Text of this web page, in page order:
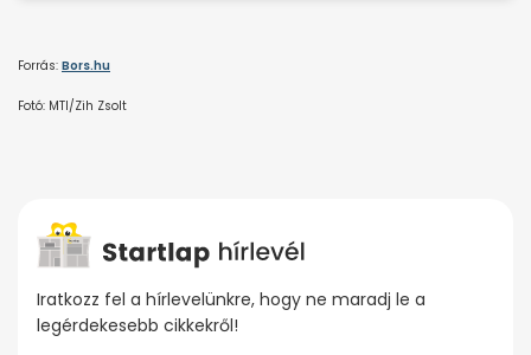
Forrás: Bors.hu
Fotó: MTI/Zih Zsolt
Iratkozz fel a hírlevelünkre, hogy ne maradj le a
legérdekesebb cikkekről!